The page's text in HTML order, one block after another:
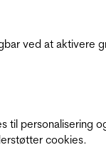
ved at aktivere
til personalisering
cookies.